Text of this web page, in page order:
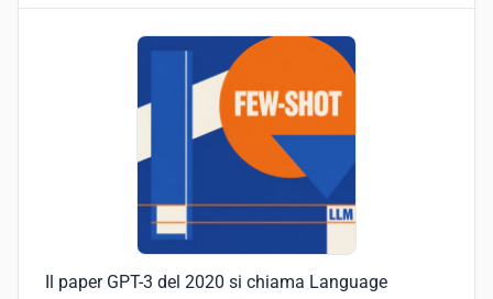
Il paper GPT-3 del 2020 si chiama Language